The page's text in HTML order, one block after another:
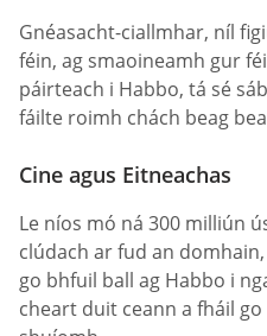
Gnéasacht-ciallmhar, níl
féin, ag smaoineamh gur
páirteach i Habbo, tá sé
fáilte roimh chách beag
Cine agus Eitneachas
Le níos mó ná 300 milliún
clúdach ar fud an
go bhfuil ball ag Habbo i
cheart duit ceann a fháil